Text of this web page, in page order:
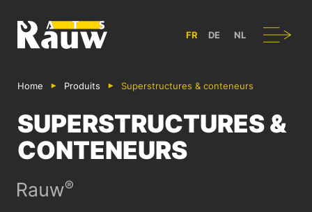
ATS RAUW - CONSTRUCTION & AMÉNAGEMENT DE VÉHICULES
FR DE NL
Navigation
Home Produits Superstructures & conteneurs
SUPERSTRUCTURES &
CONTENEURS